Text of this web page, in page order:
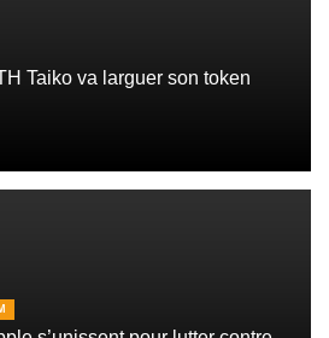
Taiko va larguer son token